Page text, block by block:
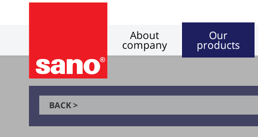
About
company
Our
products
BACK >